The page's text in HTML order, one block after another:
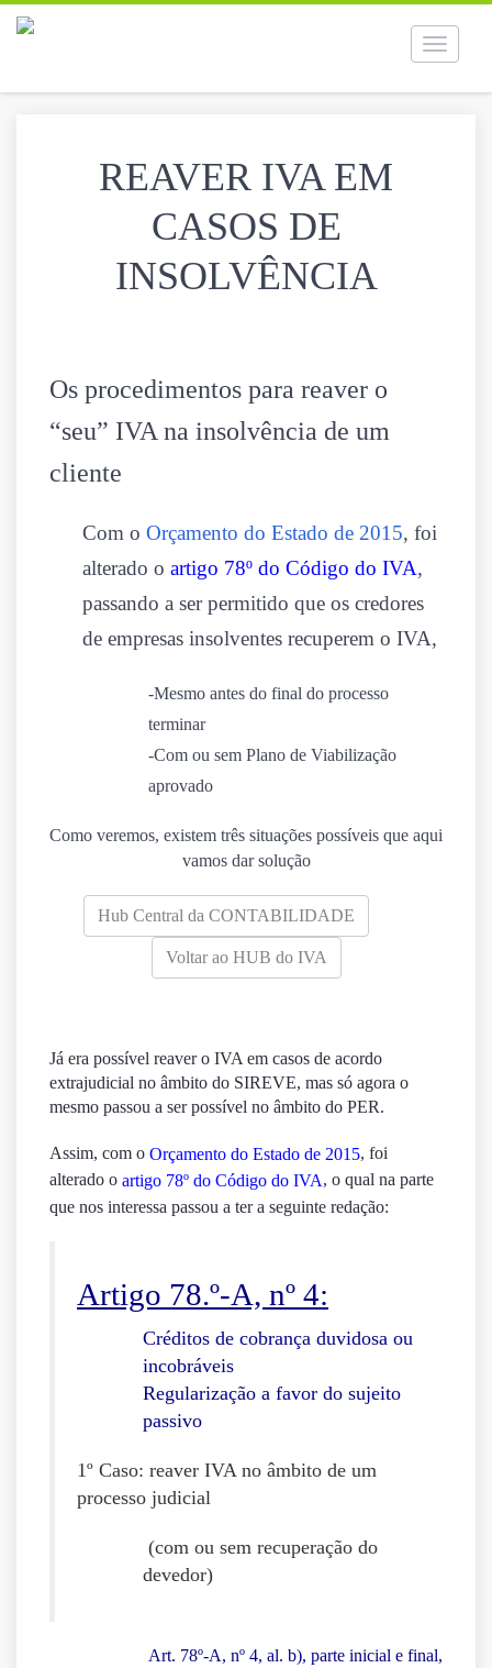
Toggle
REAVER IVA EM
CASOS DE
INSOLVÊNCIA
Os procedimentos para reaver o
“seu” IVA na insolvência de um
cliente
Com o Orçamento do Estado de 2015, foi
alterado o artigo 78º do Código do IVA,
passando a ser permitido que os credores
de empresas insolventes recuperem o IVA,
-Mesmo antes do final do processo
terminar
-Com ou sem Plano de Viabilização
aprovado
Como veremos, existem três situações possíveis que aqui
vamos dar solução
Hub Central da CONTABILIDADE
Voltar ao HUB do IVA
Já era possível reaver o IVA em casos de acordo
extrajudicial no âmbito do SIREVE, mas só agora o
mesmo passou a ser possível no âmbito do PER.
Assim, com o Orçamento do Estado de 2015, foi
alterado o artigo 78º do Código do IVA, o qual na parte
que nos interessa passou a ter a seguinte redação:
Artigo 78.º-A, nº 4:
Créditos de cobrança duvidosa ou
incobráveis
Regularização a favor do sujeito
passivo
1º Caso: reaver IVA no âmbito de um
processo judicial
(com ou sem recuperação do
devedor)
Art. 78º-A, nº 4, al. b), parte inicial e final,